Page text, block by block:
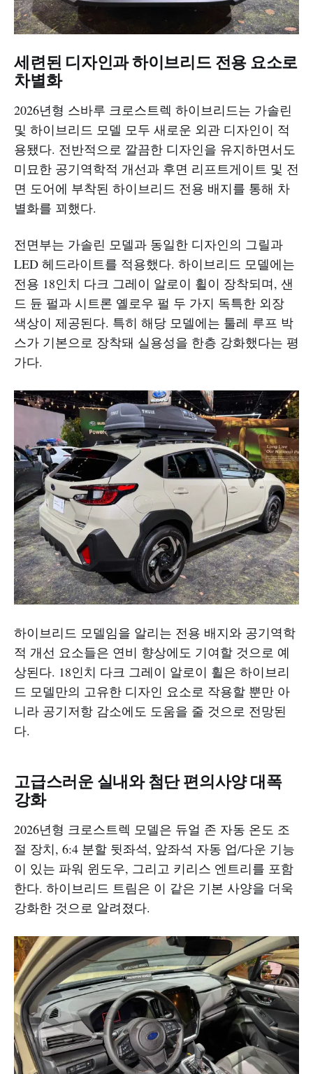
세련된 디자인과 하이브리드 전용 요소로
차별화
2026년형 스바루 크로스트렉 하이브리드는 가솔린
및 하이브리드 모델 모두 새로운 외관 디자인이 적
용됐다. 전반적으로 깔끔한 디자인을 유지하면서도
미묘한 공기역학적 개선과 후면 리프트게이트 및 전
면 도어에 부착된 하이브리드 전용 배지를 통해 차
별화를 꾀했다.
전면부는 가솔린 모델과 동일한 디자인의 그릴과
LED 헤드라이트를 적용했다. 하이브리드 모델에는
전용 18인치 다크 그레이 알로이 휠이 장착되며, 샌
드 듄 펄과 시트론 옐로우 펄 두 가지 독특한 외장
색상이 제공된다. 특히 해당 모델에는 툴레 루프 박
스가 기본으로 장착돼 실용성을 한층 강화했다는 평
가다.
하이브리드 모델임을 알리는 전용 배지와 공기역학
적 개선 요소들은 연비 향상에도 기여할 것으로 예
상된다. 18인치 다크 그레이 알로이 휠은 하이브리
드 모델만의 고유한 디자인 요소로 작용할 뿐만 아
니라 공기저항 감소에도 도움을 줄 것으로 전망된
다.
고급스러운 실내와 첨단 편의사양 대폭
강화
2026년형 크로스트렉 모델은 듀얼 존 자동 온도 조
절 장치, 6:4 분할 뒷좌석, 앞좌석 자동 업/다운 기능
이 있는 파워 윈도우, 그리고 키리스 엔트리를 포함
한다. 하이브리드 트림은 이 같은 기본 사양을 더욱
강화한 것으로 알려졌다.